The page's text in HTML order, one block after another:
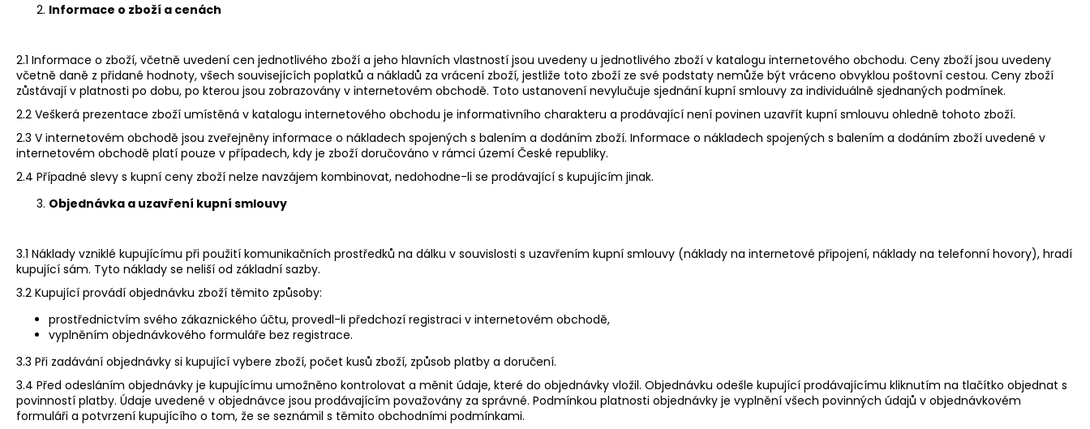
Informace o zboží a cenách
2.1 Informace o zboží, včetně uvedení cen jednotlivého zboží a jeho hlavních vlastností jsou uvedeny u jednotlivého zboží v katalogu internetového obchodu. Ceny zboží jsou uvedeny
včetně daně z přidané hodnoty, všech souvisejících poplatků a nákladů za vrácení zboží, jestliže toto zboží ze své podstaty nemůže být vráceno obvyklou poštovní cestou. Ceny zboží
zůstávají v platnosti po dobu, po kterou jsou zobrazovány v internetovém obchodě. Toto ustanovení nevylučuje sjednání kupní smlouvy za individuálně sjednaných podmínek.
2.2 Veškerá prezentace zboží umístěná v katalogu internetového obchodu je informativního charakteru a prodávající není povinen uzavřít kupní smlouvu ohledně tohoto zboží.
2.3 V internetovém obchodě jsou zveřejněny informace o nákladech spojených s balením a dodáním zboží. Informace o nákladech spojených s balením a dodáním zboží uvedené v
internetovém obchodě platí pouze v případech, kdy je zboží doručováno v rámci území České republiky.
2.4 Případné slevy s kupní ceny zboží nelze navzájem kombinovat, nedohodne-li se prodávající s kupujícím jinak.
Objednávka a uzavření kupní smlouvy
3.1 Náklady vzniklé kupujícímu při použití komunikačních prostředků na dálku v souvislosti s uzavřením kupní smlouvy (náklady na internetové připojení, náklady na telefonní hovory), hradí
kupující sám. Tyto náklady se neliší od základní sazby.
3.2 Kupující provádí objednávku zboží těmito způsoby:
prostřednictvím svého zákaznického účtu, provedl-li předchozí registraci v internetovém obchodě,
vyplněním objednávkového formuláře bez registrace.
3.3 Při zadávání objednávky si kupující vybere zboží, počet kusů zboží, způsob platby a doručení.
3.4 Před odesláním objednávky je kupujícímu umožněno kontrolovat a měnit údaje, které do objednávky vložil. Objednávku odešle kupující prodávajícímu kliknutím na tlačítko objednat s
povinností platby. Údaje uvedené v objednávce jsou prodávajícím považovány za správné. Podmínkou platnosti objednávky je vyplnění všech povinných údajů v objednávkovém
formuláři a potvrzení kupujícího o tom, že se seznámil s těmito obchodními podmínkami.